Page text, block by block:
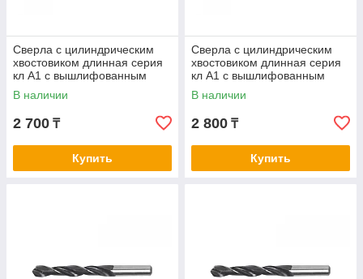
Сверла с цилиндрическим
хвостовиком длинная серия
кл А1 с вышлифованным
профилем нитрид/тит 7,6-7,8
В наличии
2 700 ₸
Купить
Сверла с цилиндрическим
хвостовиком длинная серия
кл А1 с вышлифованным
профилем нитрид/тит 7,9-8,5
В наличии
2 800 ₸
Купить